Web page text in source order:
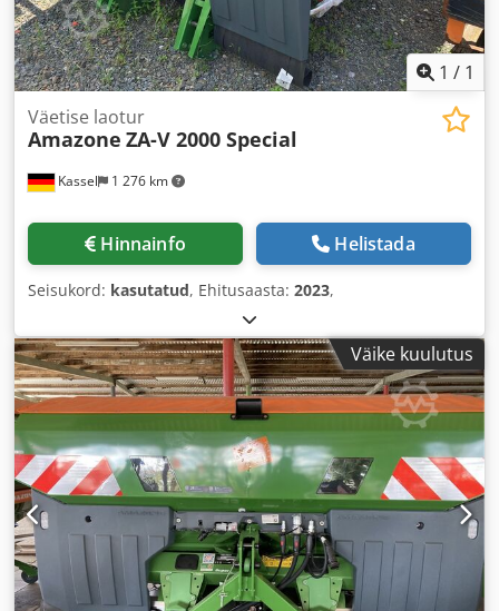
1 / 1
Kassel 1 276 km
Väetise laotur
Amazone ZA-V 2000 Special
Hinnainfo Helistada
Seisukord: kasutatud, Ehitusaasta: 2023,
Väike kuulutus